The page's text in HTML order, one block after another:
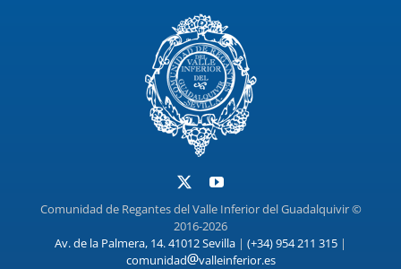
Comunidad de Regantes del Valle Inferior del Guadalquivir ©
2016-2026
Av. de la Palmera, 14. 41012 Sevilla | (+34) 954 211 315 |
comunidad
valleinferior.es